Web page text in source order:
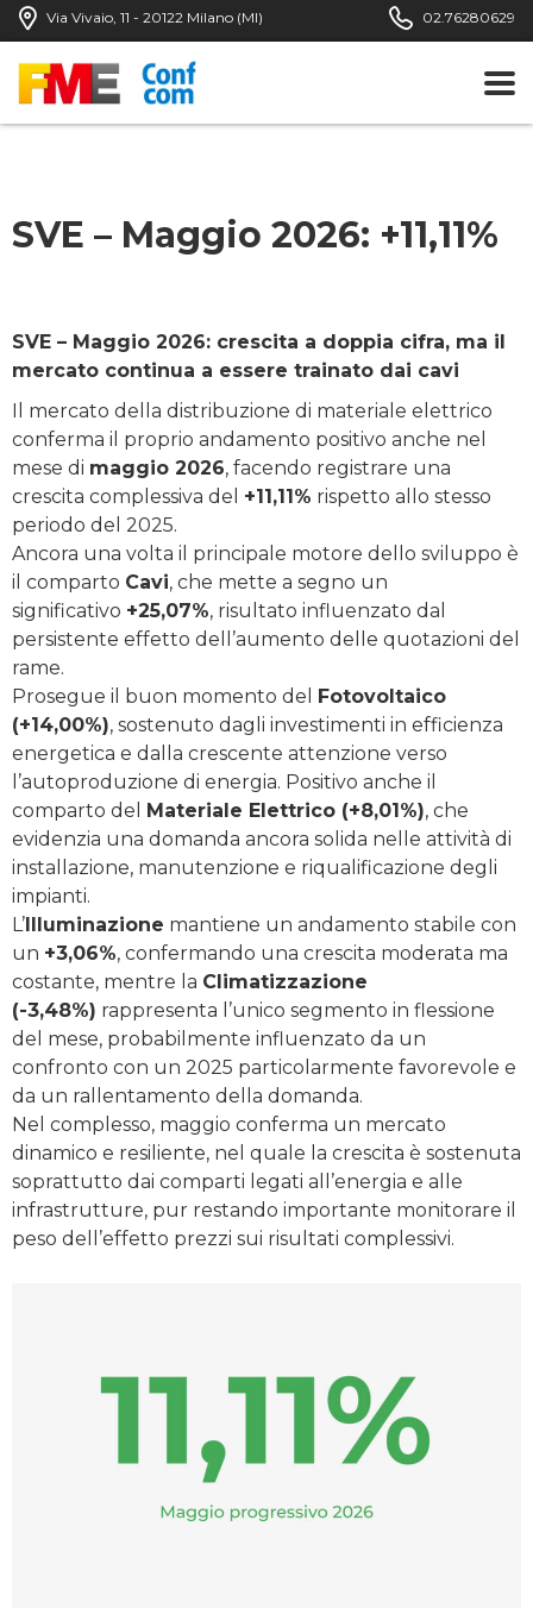
Via Vivaio, 11 - 20122 Milano (MI) 02.76280629
SVE – Maggio 2026: +11,11%
SVE – Maggio 2026: crescita a doppia cifra, ma il
mercato continua a essere trainato dai cavi
Il mercato della distribuzione di materiale elettrico
conferma il proprio andamento positivo anche nel
mese di maggio 2026, facendo registrare una
crescita complessiva del +11,11% rispetto allo stesso
periodo del 2025.
Ancora una volta il principale motore dello sviluppo è
il comparto Cavi, che mette a segno un
significativo +25,07%, risultato influenzato dal
persistente effetto dell’aumento delle quotazioni del
rame.
Prosegue il buon momento del Fotovoltaico
(+14,00%), sostenuto dagli investimenti in efficienza
energetica e dalla crescente attenzione verso
l’autoproduzione di energia. Positivo anche il
comparto del Materiale Elettrico (+8,01%), che
evidenzia una domanda ancora solida nelle attività di
installazione, manutenzione e riqualificazione degli
impianti.
L’Illuminazione mantiene un andamento stabile con
un +3,06%, confermando una crescita moderata ma
costante, mentre la Climatizzazione
(-3,48%) rappresenta l’unico segmento in flessione
del mese, probabilmente influenzato da un
confronto con un 2025 particolarmente favorevole e
da un rallentamento della domanda.
Nel complesso, maggio conferma un mercato
dinamico e resiliente, nel quale la crescita è sostenuta
soprattutto dai comparti legati all’energia e alle
infrastrutture, pur restando importante monitorare il
peso dell’effetto prezzi sui risultati complessivi.